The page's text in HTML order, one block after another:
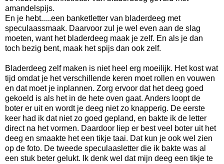
amandelspijs.
En je hebt.....een banketletter van bladerdeeg met
speculaassmaak. Daarvoor zul je wel even aan de slag
moeten, want het bladerdeeg maak je zelf. En als je dan
toch bezig bent, maak het spijs dan ook zelf.
Bladerdeeg zelf maken is niet heel erg moeilijk. Het kost wat
tijd omdat je het verschillende keren moet rollen en vouwen
en dat moet je inplannen. Zorg ervoor dat het deeg goed
gekoeld is als het in de hete oven gaat. Anders loopt de
boter er uit en wordt je deeg niet zo knapperig. De eerste
keer had ik dat niet zo goed gepland, en bakte ik de letter
direct na het vormen. Daardoor liep er best veel boter uit het
deeg en smaakte het een tikje taai. Dat kun je ook wel zien
op de foto. De tweede speculaasletter die ik bakte was al
een stuk beter gelukt. Ik denk wel dat mijn deeg een tikje te